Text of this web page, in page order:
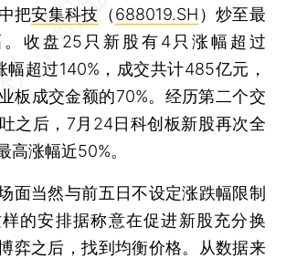
把安集科技 （688019.SH ）炒至最
收盘25只新股有4只涨幅超过
幅超过140%，成交共计485亿元，
板成交金额的70%。经历第二个交
之后，7月24日科创板新股再次全
高涨幅近50%。
当然与前五日不设定涨跌幅限制
的安排据称意在促进新股充分换
弈之后，找到均衡价格。从数据来